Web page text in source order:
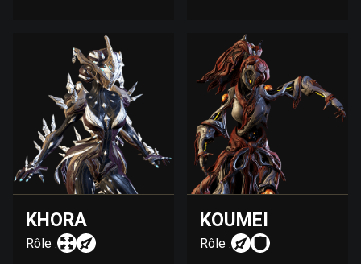
KHORA
Rôle :
KOUMEI
Rôle :